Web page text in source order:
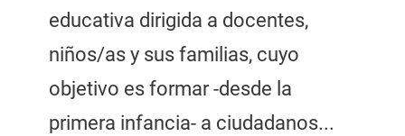
educativa dirigida a docentes,
niños/as y sus familias, cuyo
objetivo es formar -desde la
primera infancia- a ciudadanos...